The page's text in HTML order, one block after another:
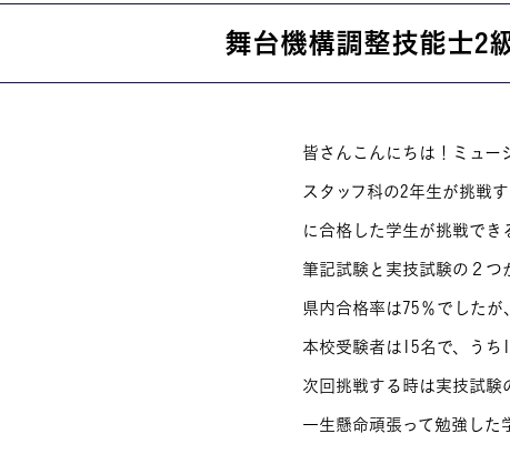
就職・資格 イベント案内
MOVIE
舞台機構調整技能士2
皆さんこんにちは！ミュー
スタッフ科の2年生が挑戦
に合格した学生が挑戦でき
筆記試験と実技試験の２つ
県内合格率は75％でした
本校受験者は15名で、う
次回挑戦する時は実技試験
一生懸命頑張って勉強した